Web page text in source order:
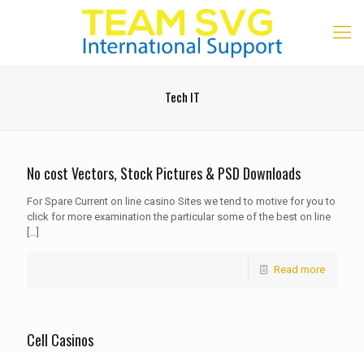
Tech IT
No cost Vectors, Stock Pictures & PSD Downloads
For Spare Current on line casino Sites we tend to motive for you to
click for more examination the particular some of the best on line
[…]
Read more
Cell Casinos